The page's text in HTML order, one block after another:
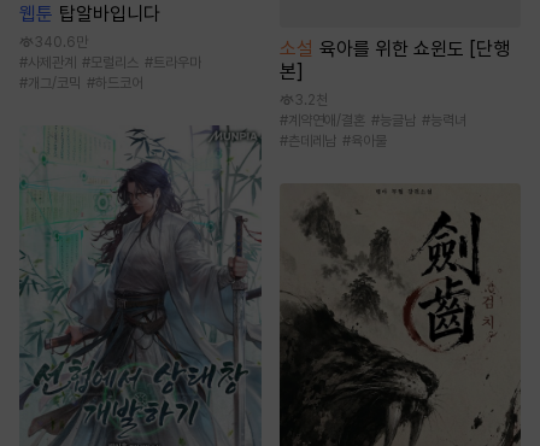
웹툰 탑알바입니다
340.6만
#사제관계 #모럴리스 #트라우마
# 개그/코믹 #하드코어
소설 육아를 위한 쇼윈도 [단행
본]
3.2천
#계약연애/결혼 #능글남 #능력녀
#츤데레남 #육아물